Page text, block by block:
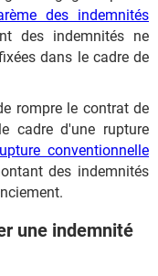
des indemnités
des indemnités ne
dans le cadre de
rompre le contrat de
cadre d'une rupture
conventionnelle
des indemnités
une indemnité